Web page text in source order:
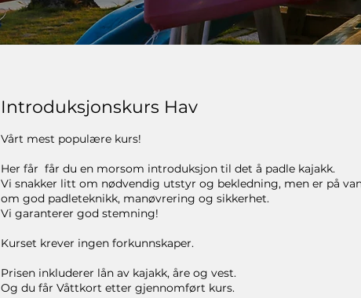
Introduksjonskurs Hav
Vårt mest populære kurs!
Her får får du en morsom introduksjon til det å padle kajakk.
Vi snakker litt om nødvendig utstyr og bekledning, men er på
om god padleteknikk, manøvrering og sikkerhet.
Vi garanterer god stemning!
Kurset krever ingen forkunnskaper.
Prisen inkluderer lån av kajakk, åre og vest.
Og du får Våttkort etter gjennomført kurs.